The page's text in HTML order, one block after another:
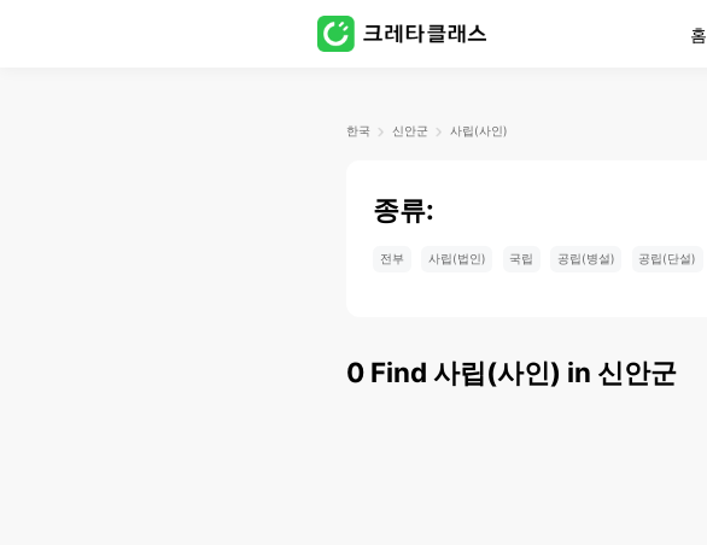
홈
한국 신안군 사립(사인)
종류:
전부 사립(법인) 국립 공립(병설) 공립(단설)
0 Find 사립(사인) in 신안군